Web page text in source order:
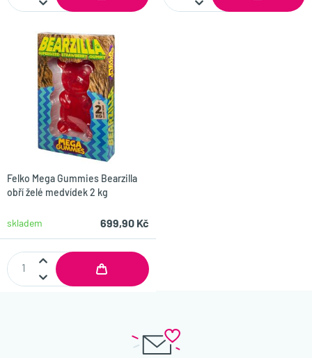
Felko Mega Gummies Bearzilla
obří želé medvídek 2 kg
skladem 699,90 Kč